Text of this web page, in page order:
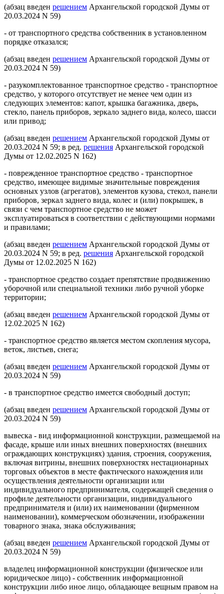
(абзац введен решением Архангельской городской Думы от
20.03.2024 N 59)
- от транспортного средства собственник в установленном
порядке отказался;
(абзац введен решением Архангельской городской Думы от
20.03.2024 N 59)
- разукомплектованное транспортное средство - транспортное
средство, у которого отсутствует не менее чем один из
следующих элементов: капот, крышка багажника, дверь,
стекло, панель приборов, зеркало заднего вида, колесо, шасси
или привод;
(абзац введен решением Архангельской городской Думы от
20.03.2024 N 59; в ред. решения Архангельской городской
Думы от 12.02.2025 N 162)
- поврежденное транспортное средство - транспортное
средство, имеющее видимые значительные повреждения
основных узлов (агрегатов), элементов кузова, стекол, панели
приборов, зеркал заднего вида, колес и (или) покрышек, в
связи с чем транспортное средство не может
эксплуатироваться в соответствии с действующими нормами
и правилами;
(абзац введен решением Архангельской городской Думы от
20.03.2024 N 59; в ред. решения Архангельской городской
Думы от 12.02.2025 N 162)
- транспортное средство создает препятствие продвижению
уборочной или специальной техники либо ручной уборке
территории;
(абзац введен решением Архангельской городской Думы от
12.02.2025 N 162)
- транспортное средство является местом скопления мусора,
веток, листьев, снега;
(абзац введен решением Архангельской городской Думы от
20.03.2024 N 59)
- в транспортное средство имеется свободный доступ;
(абзац введен решением Архангельской городской Думы от
20.03.2024 N 59)
вывеска - вид информационной конструкции, размещаемой на
фасаде, крыше или иных внешних поверхностях (внешних
ограждающих конструкциях) здания, строения, сооружения,
включая витрины, внешних поверхностях нестационарных
торговых объектов в месте фактического нахождения или
осуществления деятельности организации или
индивидуального предпринимателя, содержащей сведения о
профиле деятельности организации, индивидуального
предпринимателя и (или) их наименовании (фирменном
наименовании), коммерческом обозначении, изображении
товарного знака, знака обслуживания;
(абзац введен решением Архангельской городской Думы от
20.03.2024 N 59)
владелец информационной конструкции (физическое или
юридическое лицо) - собственник информационной
конструкции либо иное лицо, обладающее вещным правом на